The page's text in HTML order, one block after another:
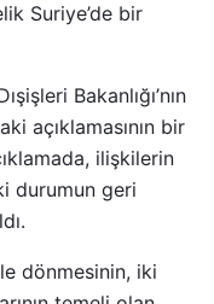
Suriye’de bir
Bakanlığı’nın
açıklamasının bir
ilişkilerin
durumun geri
dönmesinin, iki